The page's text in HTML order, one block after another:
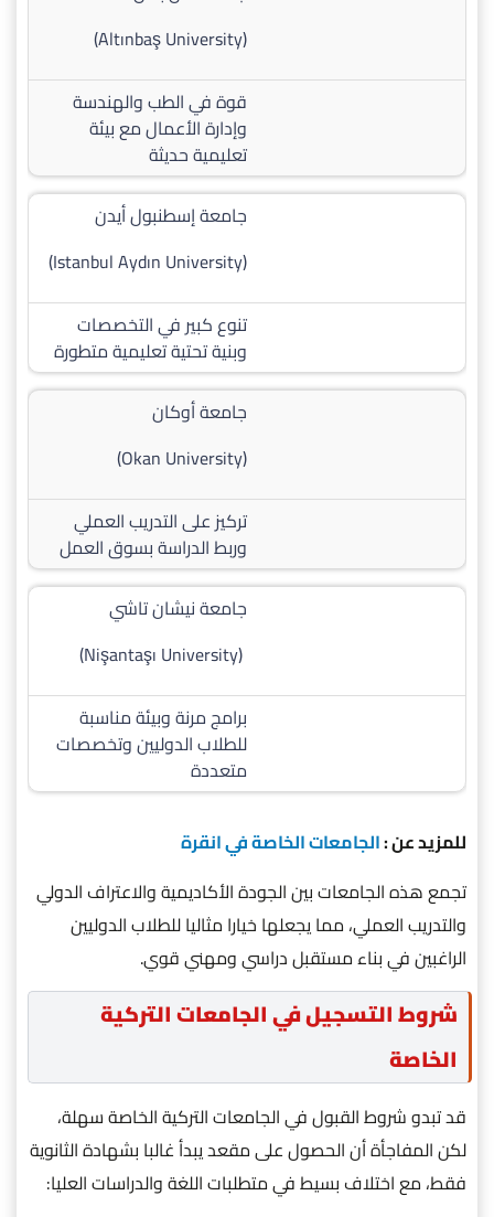
(Altınbaş University)
قوة في الطب والهندسة
وإدارة الأعمال مع بيئة
تعليمية حديثة
جامعة إسطنبول أيدن
(Istanbul Aydın University)
تنوع كبير في التخصصات
وبنية تحتية تعليمية متطورة
جامعة أوكان
(Okan University)
تركيز على التدريب العملي
وربط الدراسة بسوق العمل
جامعة نيشان تاشي
(Nişantaşı University)
برامج مرنة وبيئة مناسبة
للطلاب الدوليين وتخصصات
متعددة
للمزيد عن :الجامعات الخاصة في انقرة
تجمع هذه الجامعات بين الجودة الأكاديمية والاعتراف الدولي
والتدريب العملي، مما يجعلها خيارا مثاليا للطلاب الدوليين
الراغبين في بناء مستقبل دراسي ومهني قوي.
شروط التسجيل في الجامعات التركية
الخاصة
قد تبدو شروط القبول في الجامعات التركية الخاصة سهلة،
لكن المفاجأة أن الحصول على مقعد يبدأ غالبا بشهادة الثانوية
فقط، مع اختلاف بسيط في متطلبات اللغة والدراسات العليا: